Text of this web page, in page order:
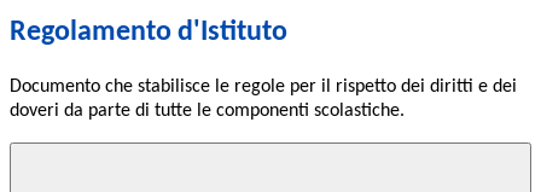
Regolamento d'Istituto
Documento che stabilisce le regole per il rispetto dei diritti e dei
doveri da parte di tutte le componenti scolastiche.